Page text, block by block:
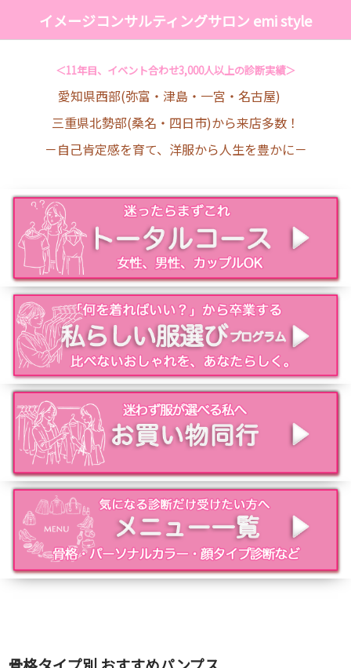
イメージコンサルティングサロン emi style
＜11年目、イベント合わせ3,000人以上の診断実績＞
愛知県西部(弥富・津島・一宮・名古屋)
三重県北勢部(桑名・四日市)から来店多数！
－自己肯定感を育て、洋服から人生を豊かに－